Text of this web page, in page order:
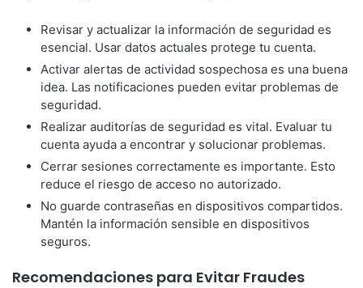
Revisar y actualizar la información de seguridad es
esencial. Usar datos actuales protege tu cuenta.
Activar alertas de actividad sospechosa es una buena
idea. Las notificaciones pueden evitar problemas de
seguridad.
Realizar auditorías de seguridad es vital. Evaluar tu
cuenta ayuda a encontrar y solucionar problemas.
Cerrar sesiones correctamente es importante. Esto
reduce el riesgo de acceso no autorizado.
No guarde contraseñas en dispositivos compartidos.
Mantén la información sensible en dispositivos
seguros.
Recomendaciones para Evitar Fraudes